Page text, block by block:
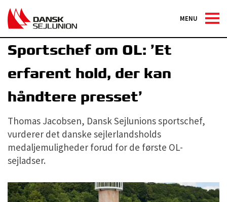
MENU
Tokyo 2020|Sejlerlandsholdet
Sportschef om OL: ’Et
erfarent hold, der kan
håndtere presset’
Thomas Jacobsen, Dansk Sejlunions sportschef,
vurderer det danske sejlerlandsholds
medaljemuligheder forud for de første OL-
sejladser.